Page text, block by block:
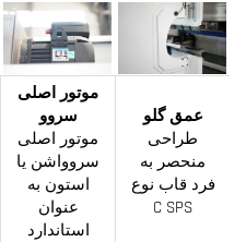
عمق گلو
طراحی
منحصر به
فرد قاب نوع
C SPS
موتور اصلی
سروو
موتور اصلی
سروواشن یا
استون به
عنوان
استاندارد